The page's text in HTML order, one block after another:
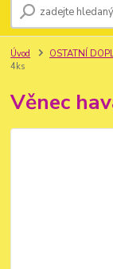
Úvod OSTATNÍ
4ks
Věnec